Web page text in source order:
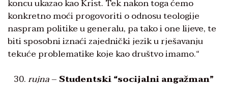
koncu ukazao kao Krist. Tek nakon toga ćemo
konkretno moći progovoriti o odnosu teologije
naspram politike u generalu, pa tako i one lijeve, te
biti sposobni iznaći zajednički jezik u rješavanju
tekuće problematike koje kao društvo imamo.“
rujna– Studentski “socijalni angažman”